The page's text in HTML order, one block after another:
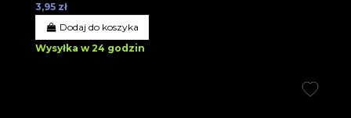
3,95 zł
Dodaj do koszyka
Wysyłka w 24 godzin